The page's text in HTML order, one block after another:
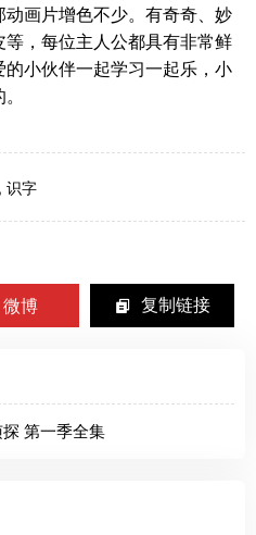
画片增色不少。有奇奇、妙
，每位主人公都具有非常鲜
小伙伴一起学习一起乐，小
, 识字
微博 复制链接
第一季全集